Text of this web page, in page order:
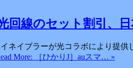
回線のセット割引、
ネイブラーが光コラボにより提
More: ［ひかりJ］auスマ… »